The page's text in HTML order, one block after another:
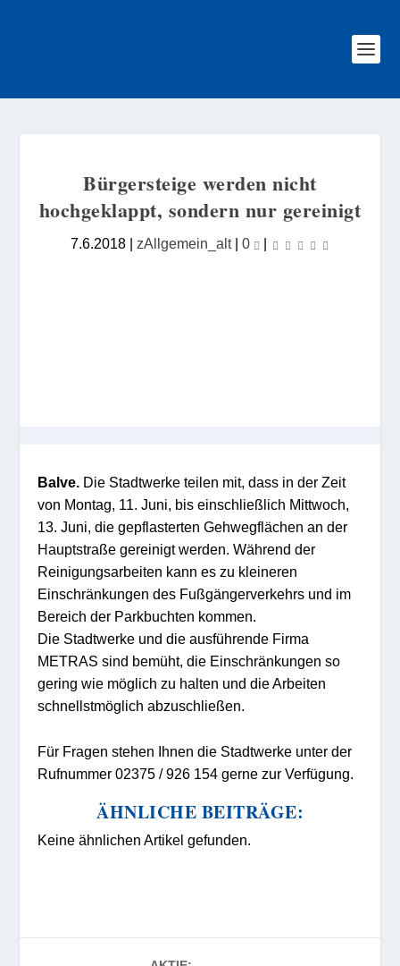
Bürgersteige werden nicht
hochgeklappt, sondern nur gereinigt
7.6.2018 | zAllgemein_alt| 0 |
Balve. Die Stadtwerke teilen mit, dass in der Zeit
von Montag, 11. Juni, bis einschließlich Mittwoch,
13. Juni, die gepflasterten Gehwegflächen an der
Hauptstraße gereinigt werden. Während der
Reinigungsarbeiten kann es zu kleineren
Einschränkungen des Fußgängerverkehrs und im
Bereich der Parkbuchten kommen.
Die Stadtwerke und die ausführende Firma
METRAS sind bemüht, die Einschränkungen so
gering wie möglich zu halten und die Arbeiten
schnellstmöglich abzuschließen.
Für Fragen stehen Ihnen die Stadtwerke unter der
Rufnummer 02375 / 926 154 gerne zur Verfügung.
ÄHNLICHE BEITRÄGE:
Keine ähnlichen Artikel gefunden.